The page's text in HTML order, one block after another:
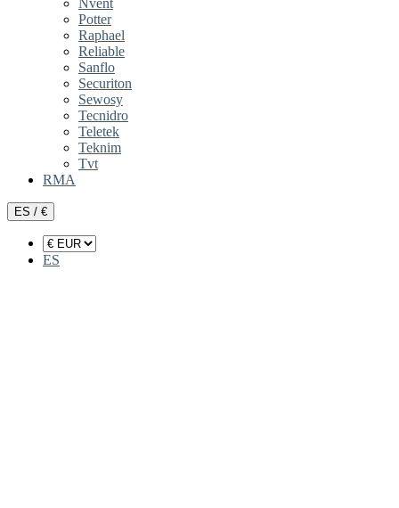
Nvent
Potter
Raphael
Reliable
Sanflo
Securiton
Sewosy
Tecnidro
Teletek
Teknim
Tvt
RMA
ES / €
ES